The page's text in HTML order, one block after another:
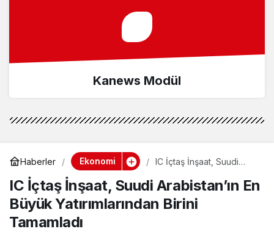
Kanews Modül
Haberler Ekonomi
IC İçtaş İnşaat, Suudi
Yatırımlarından Birini
Tamamladı
IC İçtaş İnşaat, Suudi Arabistan’ın En
Büyük Yatırımlarından Birini
Tamamladı